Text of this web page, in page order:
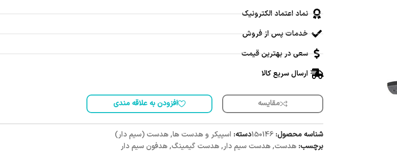
نماد اعتماد الکترونیک
خدمات پس از فروش
سعی در بهترین قیمت
ارسال سریع کالا
مقایسه افزودن به علاقه مندی
شناسه محصول: 150146دسته: اسپیکر و هدست ها,هدست (سیم دار)
برچسب: هدست,هدست سیم دار,هدست گیمینگ,هدفون سیم دار